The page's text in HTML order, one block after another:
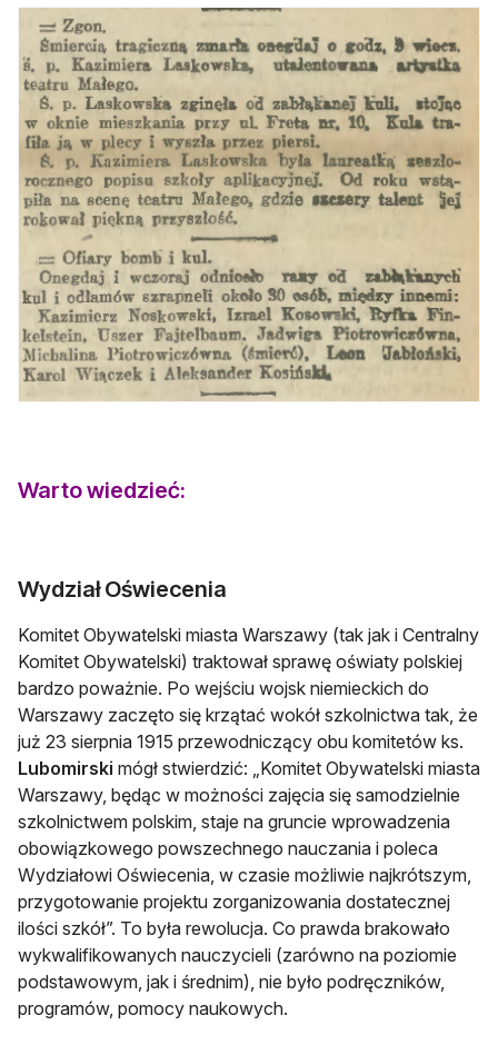
Warto wiedzieć:
Wydział Oświecenia
Komitet Obywatelski miasta Warszawy (tak jak i Centralny
Komitet Obywatelski) traktował sprawę oświaty polskiej
bardzo poważnie. Po wejściu wojsk niemieckich do
Warszawy zaczęto się krzątać wokół szkolnictwa tak, że
już 23 sierpnia 1915 przewodniczący obu komitetów ks.
Lubomirski mógł stwierdzić: „Komitet Obywatelski miasta
Warszawy, będąc w możności zajęcia się samodzielnie
szkolnictwem polskim, staje na gruncie wprowadzenia
obowiązkowego powszechnego nauczania i poleca
Wydziałowi Oświecenia, w czasie możliwie najkrótszym,
przygotowanie projektu zorganizowania dostatecznej
ilości szkół”. To była rewolucja. Co prawda brakowało
wykwalifikowanych nauczycieli (zarówno na poziomie
podstawowym, jak i średnim), nie było podręczników,
programów, pomocy naukowych.